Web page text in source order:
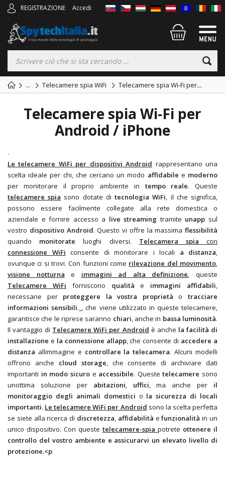
REGISTRAZIONE Accedi
... Telecamere spia WiFi Telecamere spia Wi-Fi per...
Telecamere spia Wi-Fi per
Android / iPhone
.
Le telecamere WiFi per dispositivi Android rappresentano una
scelta ideale per chi, che cercano un modo affidabile e moderno
per monitorare il proprio ambiente in tempo reale. Queste
telecamere spia sono dotate ditecnologia WiFi, il che significa,
possono essere facilmente collegate alla rete domestica o
aziendale e fornire accesso a live streaming tramite unapp sul
vostro dispositivo Android. Questo vi offre la massima flessibilità
quando monitorate luoghi diversi. Telecamera spia con
connessione WiFi consente di monitorare i locali a distanza,
ovunque ci si trovi. Con funzioni come rilevazione del movimento,
visione notturna e immagini ad alta definizione, queste
Telecamere WiFi forniscono qualità e immagini affidabili,
necessarie per proteggere la vostra proprietà otracciare
informazioni sensibili. , che viene utilizzato in queste telecamere,
garantisce che le riprese saranno chiari, anche in bassa luminosità.
Il vantaggio di Telecamere WiFi per Android è anche la facilità di
installazione e la connessione allapp, che consente di accedere a
distanza allimmagine e controllare la telecamera. Alcuni modelli
offrono anche cloud storage, che consente di archiviare dati
importanti in modo sicuroe accessibile. Questetelecamere sono
unottima soluzione per abitazioni, uffici, ma anche per il
monitoraggio degli animali domestici o la sicurezza di locali
importanti. Le telecamere WiFi per Android sono la scelta perfetta
se siete alla ricerca di discretezza, affidabilità efunzionalità in un
unico dispositivo. Con queste telecamere-spia potrete ottenere il
controllo del vostro ambiente e assicurarvi un elevato livello di
protezione.<p